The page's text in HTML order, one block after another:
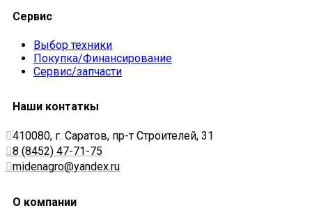
Сервис
Выбор техники
Покупка/Финансирование
Сервис/запчасти
Наши контаткы
410080, г. Саратов, пр-т Строителей, 31
8 (8452) 47-71-75
midenagro@yandex.ru
О компании